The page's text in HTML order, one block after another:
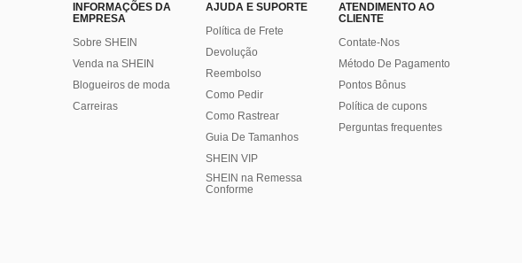
INFORMAÇÕES DA
EMPRESA
Sobre SHEIN
Venda na SHEIN
Blogueiros de moda
Carreiras
AJUDA E SUPORTE
Política de Frete
Devolução
Reembolso
Como Pedir
Como Rastrear
Guia De Tamanhos
SHEIN VIP
SHEIN na Remessa
Conforme
ATENDIMENTO AO
CLIENTE
Contate-Nos
Método De Pagamento
Pontos Bônus
Política de cupons
Perguntas frequentes